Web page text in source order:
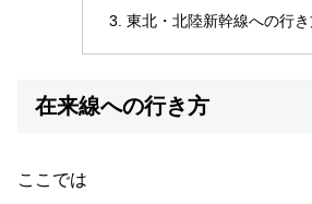
東北・北陸新幹線への行
在来線への行き方
ここでは